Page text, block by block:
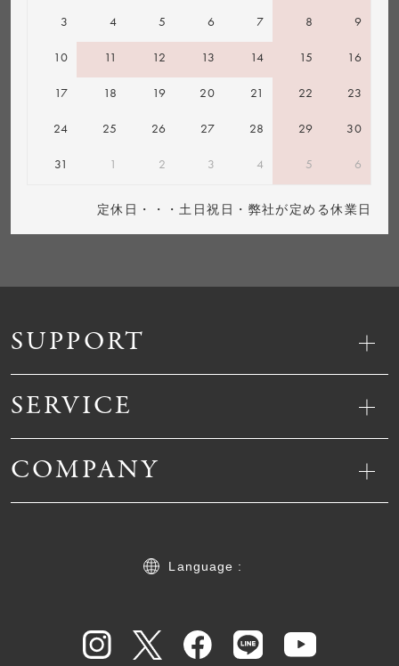
SUPPORT
SERVICE
COMPANY
Language :
3 4 5 6 7 8 9
10 11 12 13 14 15 16
17 18 19 20 21 22 23
24 25 26 27 28 29 30
31 1 2 3 4 5 6
定休日・・・土日祝日・弊社が定める休業日